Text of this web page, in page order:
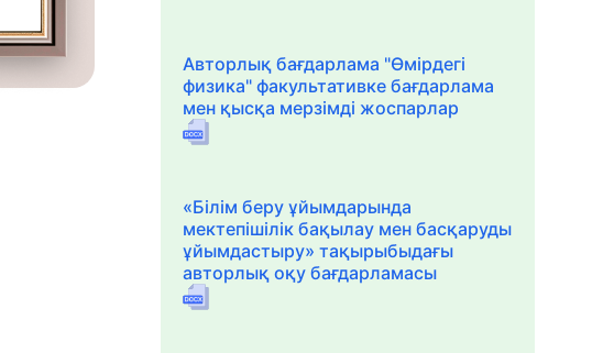
Авторлық бағдарлама "Өмірдегі
физика" факультативке бағдарлама
мен қысқа мерзімді жоспарлар
«Білім беру ұйымдарында
мектепішілік бақылау мен басқаруды
ұйымдастыру» тақырыбыдағы
авторлық оқу бағдарламасы